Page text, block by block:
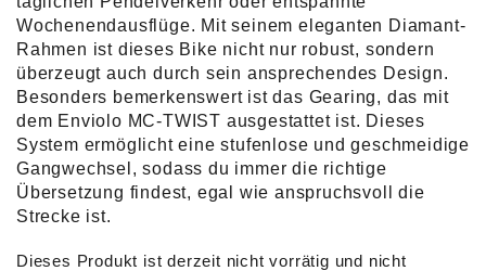
Wochenendausflüge. Mit seinem eleganten Diamant-
Rahmen ist dieses Bike nicht nur robust, sondern
überzeugt auch durch sein ansprechendes Design.
Besonders bemerkenswert ist das Gearing, das mit
dem Enviolo MC-TWIST ausgestattet ist. Dieses
System ermöglicht eine stufenlose und geschmeidige
Gangwechsel, sodass du immer die richtige
Übersetzung findest, egal wie anspruchsvoll die
Strecke ist.
Dieses Produkt ist derzeit nicht vorrätig und nicht